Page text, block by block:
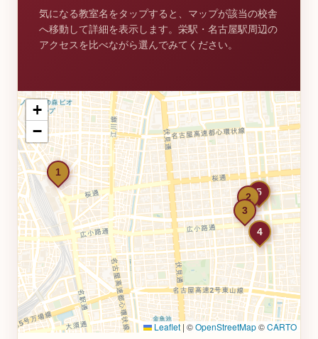
気になる教室名をタップすると、マップが該当の校舎
へ移動して詳細を表示します。栄駅・名古屋駅周辺の
アクセスを比べながら選んでみてください。
1
2
3
4
5
+
−
Leaflet | ©OpenStreetMap©CARTO